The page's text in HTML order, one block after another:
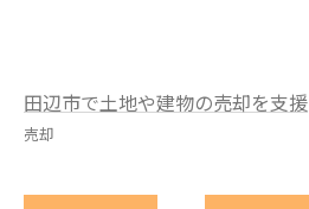
田辺市で土地や建物の売却を支援
売却